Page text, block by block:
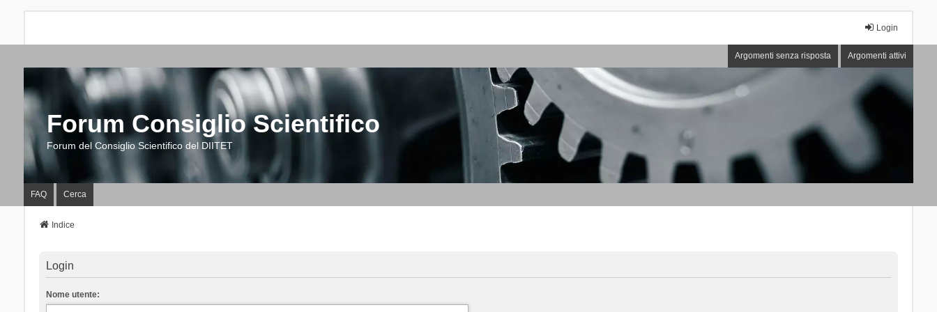
Login
Argomenti senza risposta Argomenti attivi
Forum Consiglio Scientifico
Forum del Consiglio Scientifico del DIITET
FAQ Cerca
Indice
Login
Nome utente: